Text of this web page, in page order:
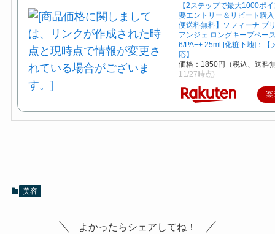
【2ステップで最大1000ポ
要エントリー＆リピート購
便送料無料】ソフィーナ プ
アンジェ ロングキープベー
6/PA++ 25ml [化粧下地]：【
応】
価格：1850円（税込、送料
11/27時点)
楽
美容
よかったらシェアしてね！